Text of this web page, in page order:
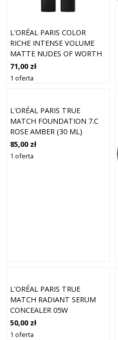
L'ORÉAL PARIS COLOR
RICHE INTENSE VOLUME
MATTE NUDES OF WORTH
WORTH IT INTENSE 570
(1,8 G)
71,00 zł
1 oferta
L'ORÉAL PARIS TRUE
MATCH FOUNDATION 7.C
ROSE AMBER (30 ML)
85,00 zł
1 oferta
L'ORÉAL PARIS TRUE
MATCH RADIANT SERUM
CONCEALER 05W
50,00 zł
1 oferta